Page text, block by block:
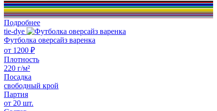
Подробнее
tie-dye
Футболка оверсайз варенка
от 1200 ₽
Плотность
220 г/м²
Посадка
свободный крой
Партия
от 20 шт.